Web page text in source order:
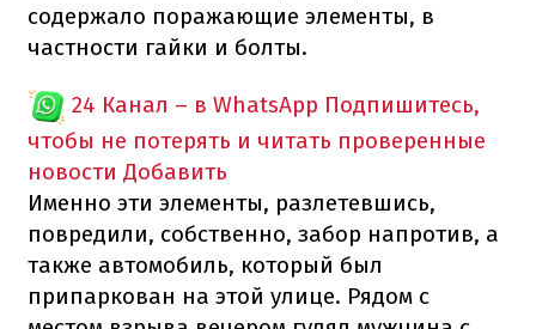
содержало поражающие элементы, в
частности гайки и болты.
24 Канал – в WhatsApp Подпишитесь,
чтобы не потерять и читать проверенные
новости Добавить
Именно эти элементы, разлетевшись,
повредили, собственно, забор напротив, а
также автомобиль, который был
припаркован на этой улице. Рядом с